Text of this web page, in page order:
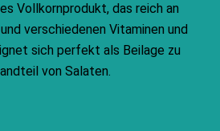
Vollkornprodukt, das reich an
verschiedenen Vitaminen und
sich perfekt als Beilage zu
von Salaten.